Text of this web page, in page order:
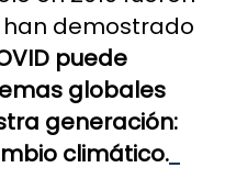
han demostrado
puede
globales
generación:
climático.